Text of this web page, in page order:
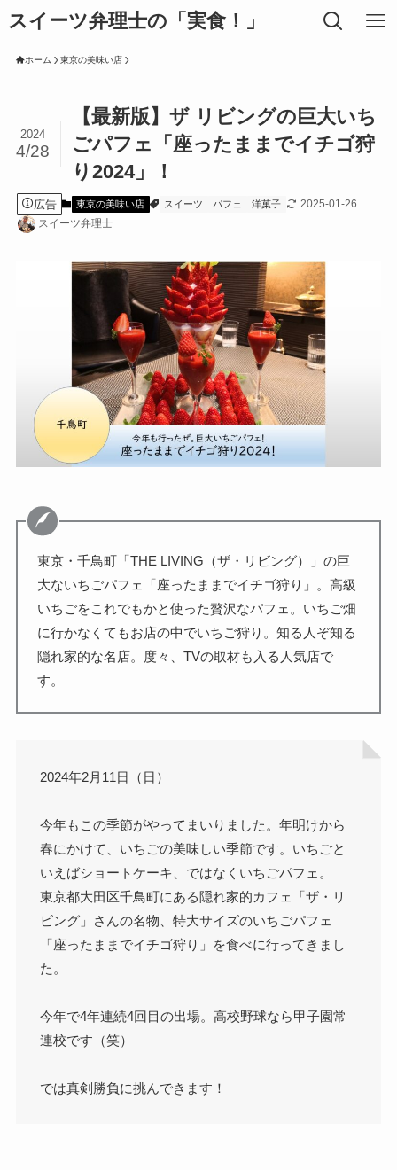
スイーツ弁理士の「実食！」
ホーム 東京の美味い店
【最新版】ザ リビングの巨大いち
ごパフェ「座ったままでイチゴ狩
り2024」！
2024
4/28
広告 東京の美味い店 スイーツ パフェ 洋菓子
2025-01-26
スイーツ弁理士
東京・千鳥町「THE LIVING（ザ・リビング）」の巨
大ないちごパフェ「座ったままでイチゴ狩り」。高級
いちごをこれでもかと使った贅沢なパフェ。いちご畑
に行かなくてもお店の中でいちご狩り。知る人ぞ知る
隠れ家的な名店。度々、TVの取材も入る人気店で
す。
2024年2月11日（日）
今年もこの季節がやってまいりました。年明けから
春にかけて、いちごの美味しい季節です。いちごと
いえばショートケーキ、ではなくいちごパフェ。
東京都大田区千鳥町にある隠れ家的カフェ「ザ・リ
ビング」さんの名物、特大サイズのいちごパフェ
「座ったままでイチゴ狩り」を食べに行ってきまし
た。
今年で4年連続4回目の出場。高校野球なら甲子園常
連校です（笑）
では真剣勝負に挑んできます！